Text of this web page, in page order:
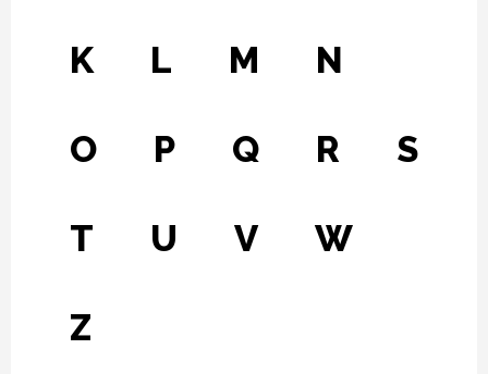
K L M N
O P Q R S
T U V W
Z